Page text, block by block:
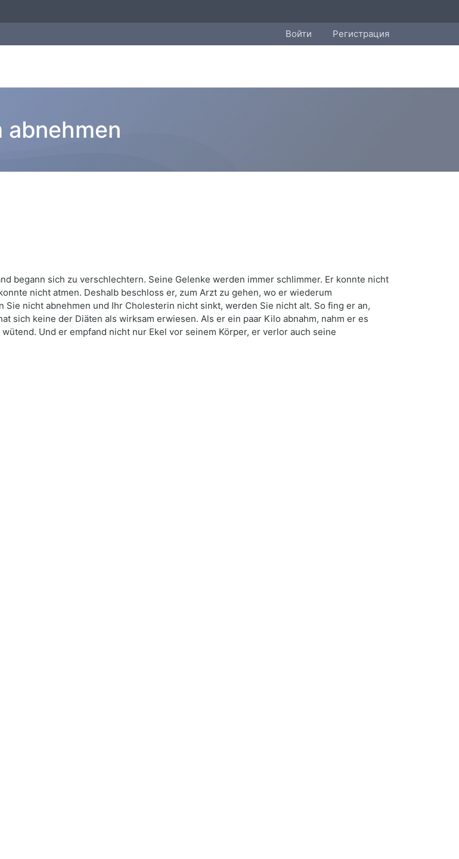
Войти Регистрация
abnehmen
begann sich zu verschlechtern. Seine Gelenke werden immer schlimmer. Er konnte nicht
nicht atmen. Deshalb beschloss er, zum Arzt zu gehen, wo er wiederum
nicht abnehmen und Ihr Cholesterin nicht sinkt, werden Sie nicht alt. So fing er an,
sich keine der Diäten als wirksam erwiesen. Als er ein paar Kilo abnahm, nahm er es
Und er empfand nicht nur Ekel vor seinem Körper, er verlor auch seine